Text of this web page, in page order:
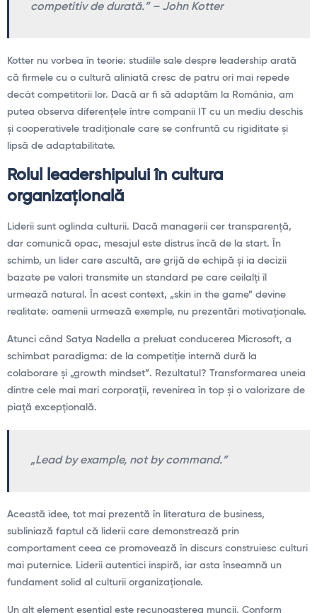
competitiv de durată.” – John Kotter
Kotter nu vorbea în teorie: studiile sale despre leadership arată
că firmele cu o cultură aliniată cresc de patru ori mai repede
decât competitorii lor. Dacă ar fi să adaptăm la România, am
putea observa diferențele între companii IT cu un mediu deschis
și cooperativele tradiționale care se confruntă cu rigiditate și
lipsă de adaptabilitate.
Rolul leadershipului în cultura
organizațională
Liderii sunt oglinda culturii. Dacă managerii cer transparență,
dar comunică opac, mesajul este distrus încă de la start. În
schimb, un lider care ascultă, are grijă de echipă și ia decizii
bazate pe valori transmite un standard pe care ceilalți îl
urmează natural. În acest context, „skin in the game” devine
realitate: oamenii urmează exemple, nu prezentări motivaționale.
Atunci când Satya Nadella a preluat conducerea Microsoft, a
schimbat paradigma: de la competiție internă dură la
colaborare și „growth mindset”. Rezultatul? Transformarea uneia
dintre cele mai mari corporații, revenirea în top și o valorizare de
piață excepțională.
„Lead by example, not by command.”
Această idee, tot mai prezentă în literatura de business,
subliniază faptul că liderii care demonstrează prin
comportament ceea ce promovează în discurs construiesc culturi
mai puternice. Liderii autentici inspiră, iar asta înseamnă un
fundament solid al culturii organizaționale.
Un alt element esențial este recunoașterea muncii. Conform